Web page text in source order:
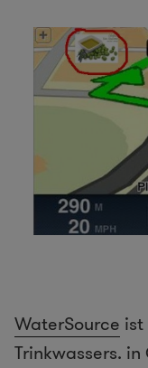
WaterSource
Trinkwassers.